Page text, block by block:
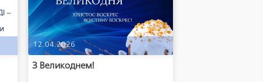
12.04.2026
З Великоднем!